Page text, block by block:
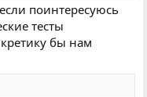
поинтересуюсь
тесты
бы нам